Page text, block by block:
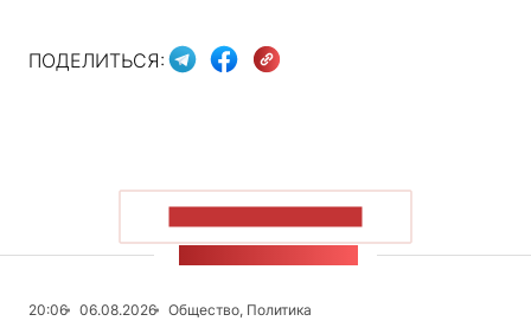
ПОДЕЛИТЬСЯ:
20:06 06.08.2026
Общество, Политика